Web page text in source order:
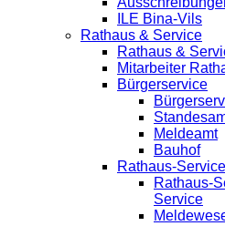
ILE Bina-Vils
Rathaus & Service
Rathaus &
Mitarbeiter
Bürgerservice
Meldeamt
Bauhof
Rathaus-
Rathaus-
Service